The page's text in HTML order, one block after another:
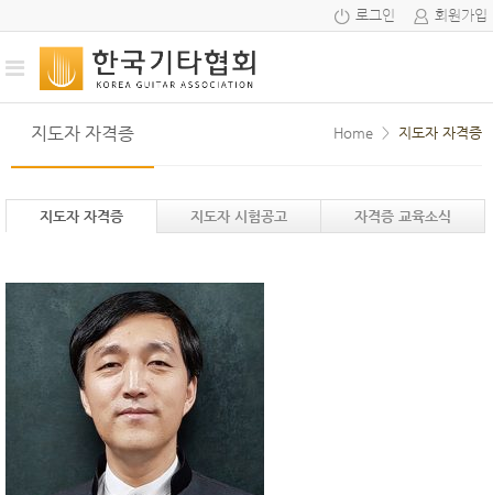
로그인 회원가입
지도자 자격증 Home > 지도자 자격증
지도자 자격증 지도자 시험공고 자격증 교육소식